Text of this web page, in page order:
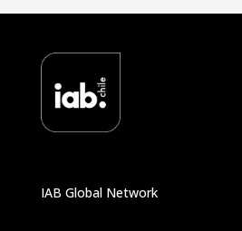
IAB Global Network